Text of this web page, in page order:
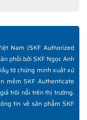
thường
bi SKF giả
Nam (SKF Authorized
phối bởi SKF Ngọc Anh
tờ chứng minh xuất xứ
mềm SKF Authenticate
trôi nổi trên thị trường.
tin về sản phẩm SKF